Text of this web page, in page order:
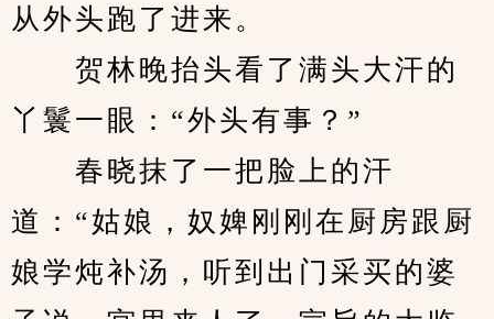
从外头跑了进来。
贺林晚抬头看了满头大汗的
丫鬟一眼：“外头有事？”
春晓抹了一把脸上的汗
道：“姑娘，奴婢刚刚在厨房跟厨
娘学炖补汤，听到出门采买的婆